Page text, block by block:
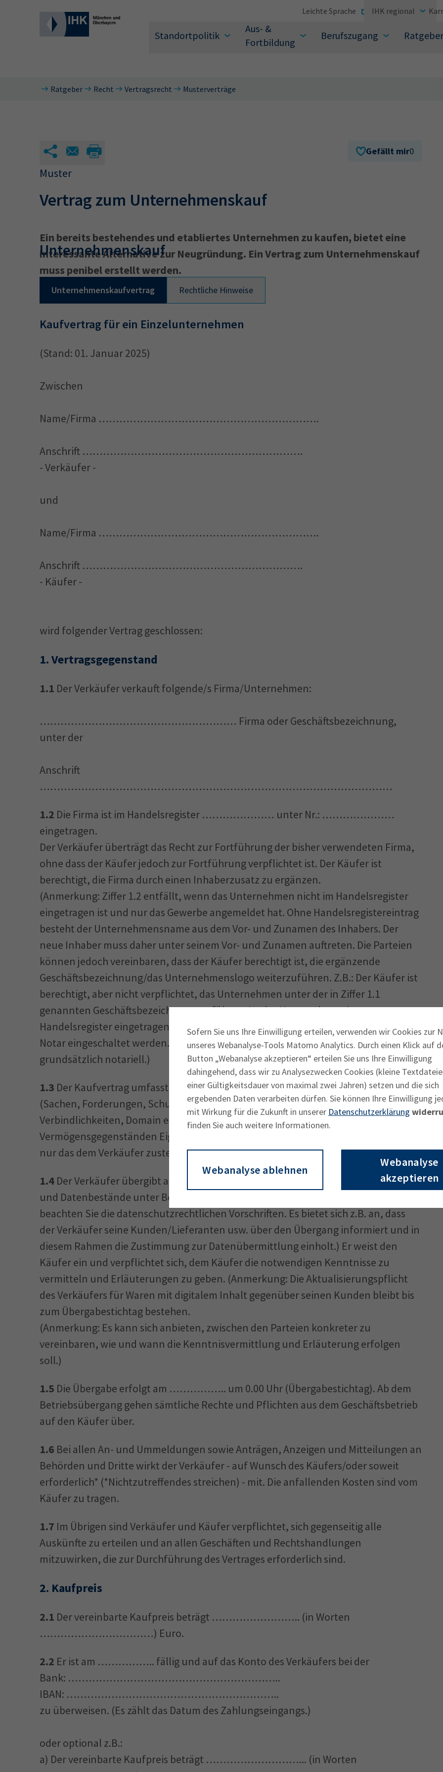
Standortpolitik
Aus- &
Fortbildung
Berufszugang Ratgeber
Leichte Sprache IHK regional
Hier können Sie auch aus den meistgesuchten Begriffen
34a 34c Ausbildungsvertrag Fachwirt AdA 34d
Wirtschaftsfachwirt
AEVO
34i Betriebswirt
Sofern Sie uns Ihre Einwilligung erteilen, verwenden wir Cookies zur
unseres Webanalyse-Tools Matomo Analytics. Durch einen Klick auf
Button „Webanalyse akzeptieren“ erteilen Sie uns Ihre Einwilligung
dahingehend, dass wir zu Analysezwecken Cookies (kleine
einer Gültigkeitsdauer von maximal zwei Jahren) setzen und die sich
ergebenden Daten verarbeiten dürfen. Sie können Ihre Einwilligung
mit Wirkung für die Zukunft in unserer Datenschutzerklärung
finden Sie auch weitere Informationen.
Webanalyse ablehnen
Webanalyse
akzeptieren
Ratgeber Recht Vertragsrecht Musterverträge
Gefällt mir0
Muster
Vertrag zum Unternehmenskauf
Ein bereits bestehendes und etabliertes Unternehmen zu kaufen, bietet eine
interessante Alternative zur Neugründung. Ein Vertrag zum Unternehmenskauf
muss penibel erstellt werden.
Unternehmenskauf
Unternehmenskaufvertrag Rechtliche Hinweise
Kaufvertrag für ein Einzelunternehmen
(Stand: 01. Januar 2025)
Zwischen
Name/Firma ……………………………………………………….
Anschrift ……………………………………………………….
- Verkäufer -
und
Name/Firma ……………………………………………………….
Anschrift ……………………………………………………….
- Käufer -
wird folgender Vertrag geschlossen:
1.Vertragsgegenstand
1.1 Der Verkäufer verkauft folgende/s Firma/Unternehmen:
………………………………………………… Firma oder Geschäftsbezeichnung,
unter der
Anschrift
…………………………………………………………………………………………
1.2 Die Firma ist im Handelsregister ………………… unter Nr.: …………………
eingetragen.
Der Verkäufer überträgt das Recht zur Fortführung der bisher verwendeten Firma,
ohne dass der Käufer jedoch zur Fortführung verpflichtet ist. Der Käufer ist
berechtigt, die Firma durch einen Inhaberzusatz zu ergänzen.
(Anmerkung: Ziffer 1.2 entfällt, wenn das Unternehmen nicht im Handelsregister
eingetragen ist und nur das Gewerbe angemeldet hat. Ohne Handelsregistereintrag
besteht der Unternehmensname aus dem Vor- und Zunamen des Inhabers. Der
neue Inhaber muss daher unter seinem Vor- und Zunamen auftreten. Die Parteien
können jedoch vereinbaren, dass der Käufer berechtigt ist, die ergänzende
Geschäftsbezeichnung/das Unternehmenslogo weiterzuführen. Z.B.: Der Käufer ist
berechtigt, aber nicht verpflichtet, das Unternehmen unter der in Ziffer 1.1
genannten Geschäftsbezeichnung zu führen. Ist das Unternehmen im
Handelsregister eingetragen, muss wegen der Handelsregisteränderungen ein
Notar eingeschaltet werden. Bei GmbH-Anteilen erfolgt die Übertragung
grundsätzlich notariell.)
1.3 Der Kaufvertrag umfasst die in der Anlage 1 aufgeführten Gegenstände
(Sachen, Forderungen, Schutzrechte, Verträge, Kundenadressen,
Verbindlichkeiten, Domain etc.). Soweit an den verkauften
Vermögensgegenständen Eigentumsvorbehalte von Lieferanten bestehen, wird
nur das dem Verkäufer zustehende Anwartschaftsrecht übereignet.
1.4 Der Verkäufer übergibt an den Käufer zudem sämtliche Geschäftsunterlagen
und Datenbestände unter Berücksichtigung des Datenschutzes. (Anmerkung: Bitte
beachten Sie die datenschutzrechtlichen Vorschriften. Es bietet sich z.B. an, dass
der Verkäufer seine Kunden/Lieferanten usw. über den Übergang informiert und in
diesem Rahmen die Zustimmung zur Datenübermittlung einholt.) Er weist den
Käufer ein und verpflichtet sich, dem Käufer die notwendigen Kenntnisse zu
vermitteln und Erläuterungen zu geben. (Anmerkung: Die Aktualisierungspflicht
des Verkäufers für Waren mit digitalem Inhalt gegenüber seinen Kunden bleibt bis
zum Übergabestichtag bestehen.
(Anmerkung: Es kann sich anbieten, zwischen den Parteien konkreter zu
vereinbaren, wie und wann die Kenntnisvermittlung und Erläuterung erfolgen
soll.)
1.5 Die Übergabe erfolgt am …………….. um 0.00 Uhr (Übergabestichtag). Ab dem
Betriebsübergang gehen sämtliche Rechte und Pflichten aus dem Geschäftsbetrieb
auf den Käufer über.
1.6 Bei allen An- und Ummeldungen sowie Anträgen, Anzeigen und Mitteilungen an
Behörden und Dritte wirkt der Verkäufer - auf Wunsch des Käufers/oder soweit
erforderlich* (*Nichtzutreffendes streichen) - mit. Die anfallenden Kosten sind vom
Käufer zu tragen.
1.7 Im Übrigen sind Verkäufer und Käufer verpflichtet, sich gegenseitig alle
Auskünfte zu erteilen und an allen Geschäften und Rechtshandlungen
mitzuwirken, die zur Durchführung des Vertrages erforderlich sind.
2. Kaufpreis
2.1 Der vereinbarte Kaufpreis beträgt …………………….. (in Worten
……………………………) Euro.
2.2 Er ist am …………….. fällig und auf das Konto des Verkäufers bei der
Bank: ……………………………………………………..
IBAN: ……………………………………………………..
zu überweisen. (Es zählt das Datum des Zahlungseingangs.)
oder optional z.B.:
a) Der vereinbarte Kaufpreis beträgt ………………………... (in Worten